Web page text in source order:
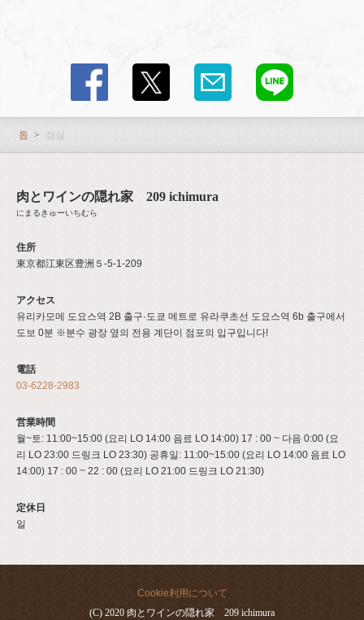
톱 점심
肉とワインの隠れ家 209 ichimura
にまるきゅーいちむら
住所
東京都江東区豊洲５-5-1-209
アクセス
유리카모메 도요스역 2B 출구·도쿄 메트로 유라쿠초선 도요스역 6b 출구에서
도보 0분 ※분수 광장 옆의 전용 계단이 점포의 입구입니다!
電話
03-6228-2983
営業時間
월~토: 11:00~15:00 (요리 LO 14:00 음료 LO 14:00) 17 : 00 ~ 다음 0:00 (요
리 LO 23:00 드링크 LO 23:30) 공휴일: 11:00~15:00 (요리 LO 14:00 음료 LO
14:00) 17 : 00 ~ 22 : 00 (요리 LO 21:00 드링크 LO 21:30)
定休日
일
Cookie利用について
(C) 2020 肉とワインの隠れ家 209 ichimura